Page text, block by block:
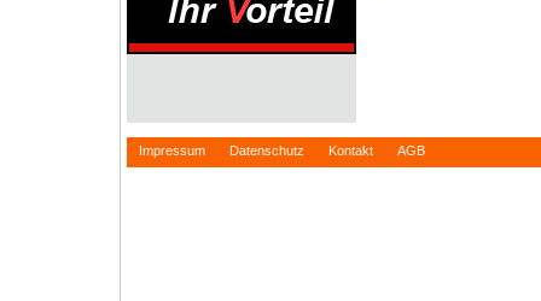
Impressum Datenschutz Kontakt AGB